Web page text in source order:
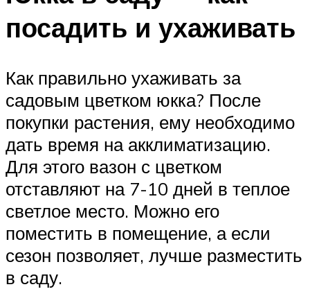
посадить и ухаживать
Как правильно ухаживать за
садовым цветком юкка? После
покупки растения, ему необходимо
дать время на акклиматизацию.
Для этого вазон с цветком
отставляют на 7-10 дней в теплое
светлое место. Можно его
поместить в помещение, а если
сезон позволяет, лучше разместить
в саду.